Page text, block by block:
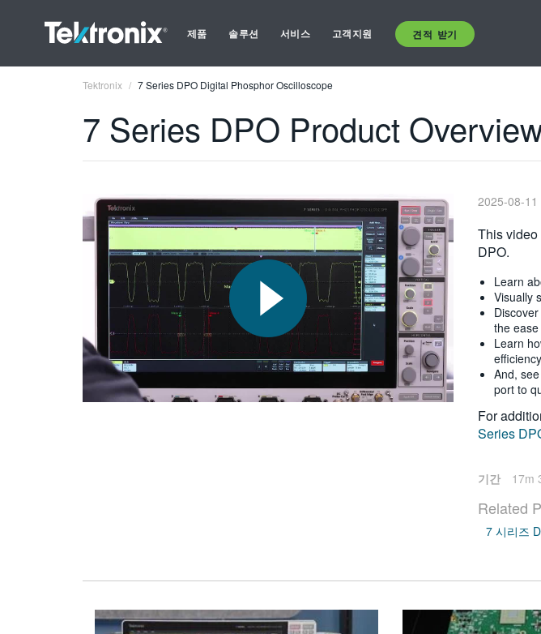
제품 솔루션 서비스 고객지원 견적 받기
Tektronix 7 Series DPO Digital Phosphor Oscilloscope
7 Series DPO Product
2025-08-11
This video
DPO.
Learn
Visually
the
Learn
And,
port to
For
Series
기간 17m
Related
7 시리즈